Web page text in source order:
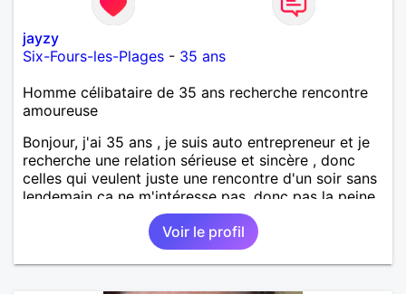
jayzy
Six-Fours-les-Plages - 35 ans
Homme célibataire de 35 ans recherche rencontre
amoureuse
Bonjour, j'ai 35 ans , je suis auto entrepreneur et je
recherche une relation sérieuse et sincère , donc
celles qui veulent juste une rencontre d'un soir sans
lendemain ça ne m'intéresse pas, donc pas la peine
de me contacter. J'aime la nature, le sport en
général, les randonnées, les sorties entre amis et en
famille. Je suis d'un naturel plutôt timide d'ou mon
inscription( par contre une fois que je connais la
Voir le profil